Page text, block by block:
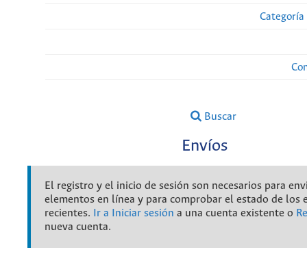
Buscar
Envíos
El registro y el inicio de sesión son necesarios para
elementos en línea y para comprobar el estado de los
recientes.
Ir a Iniciar sesión a una cuenta existente o
nueva cuenta.